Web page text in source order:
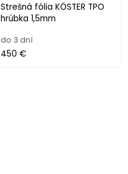
Strešná fólia KÖSTER TPO
hrúbka 1,5mm
do 3 dní
450 €